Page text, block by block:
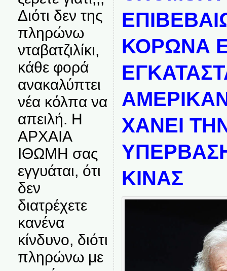
Διότι δεν της
πληρώνω
νταβατζιλίκι,
κάθε φορά
ανακαλύπτει
νέα κόλπα να
απειλή. Η
ΑΡΧΑΙΑ
ΙΘΩΜΗ σας
εγγυάται, ότι
δεν
διατρέχετε
κανένα
κίνδυνο, διότι
πληρώνω με
ΚΟΡΩΝΑ
ΧΑΝΕΙ
ΚΙΝΑΣ